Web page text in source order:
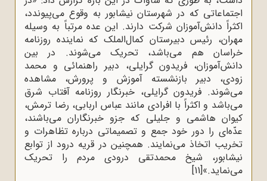
اجتماعاتی که در شهرستان نیشابور به وقوع می‌پیوندد،
اکثراً دانش‌آموزان شرکت دارند. این عده مرتباً به وسیله
مهران، رئیس دبیرستان کمال‌الملک که نماینده روزنامه
خراسان هم می‌باشد، تحریک می‌شوند. در بین
دانش‌آموزان، فریدون گرایلی، دبیر راهنمائی و محمد
زودی، دبیر بازنشسته آموزش و پرورش، مشاهده
می‌شوند. فریدون گرایلی، خبرنگار روزنامه آفتاب شرق
می‌باشد و اکثراً با افرادی مانند عباس اربابی، رضا ترمش،
کیوان هاشمی و جلیلی که جزو خبرنگاران می‌باشند،
عدّه‌ای را دور خود جمع و تصمیماتی درباره تظاهرات و
تخریب اتخاذ می‌نمایند. همچنین در قریه درود از توابع
نیشابور، شیخ محمدتقی درودی مردم را تحریک
می‌نماید.»[11]